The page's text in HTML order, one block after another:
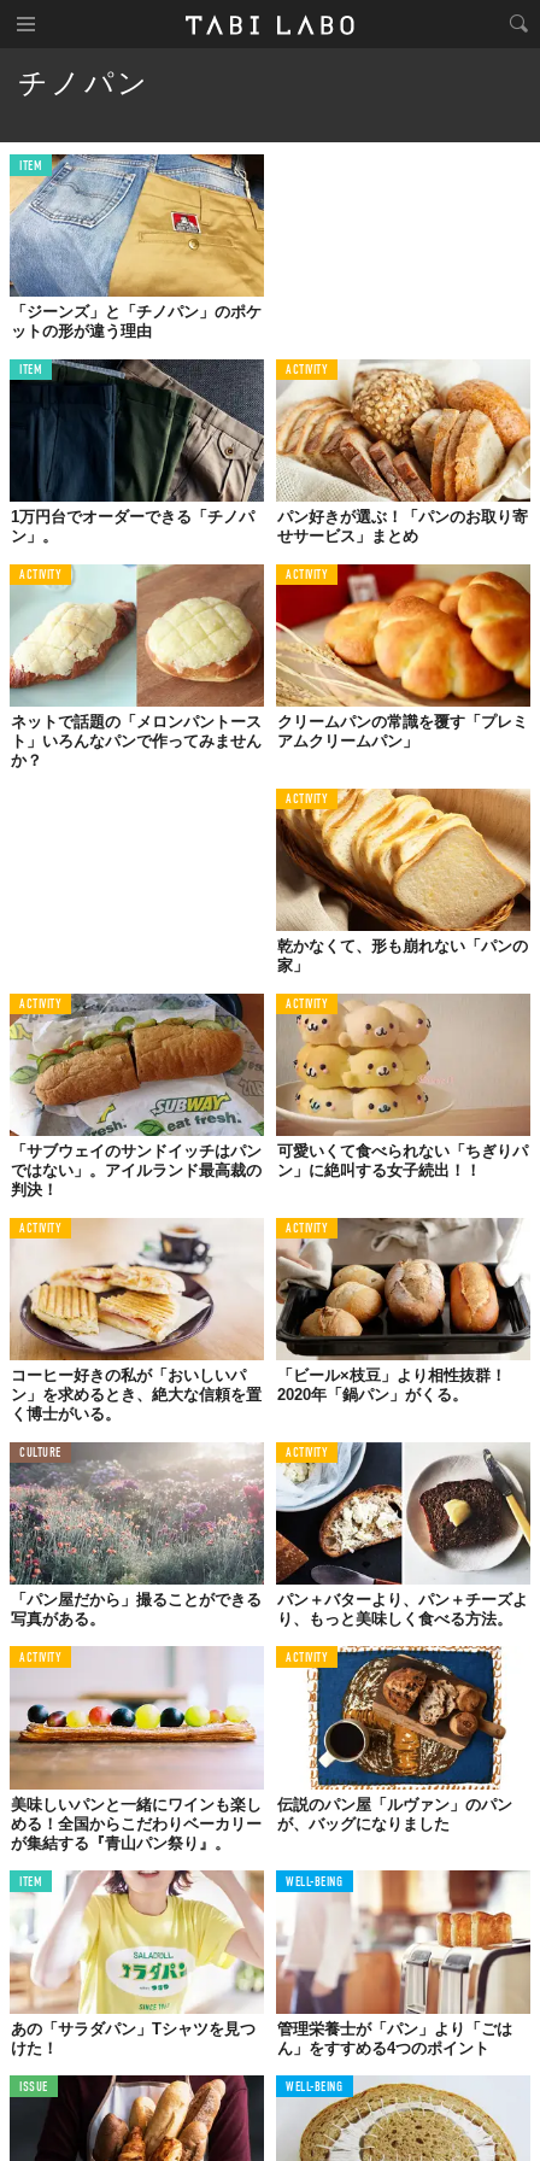
チノパン
ITEM
「ジーンズ」と「チノパン」のポケ
ットの形が違う理由
ITEM
1万円台でオーダーできる「チノパ
ン」。
ACTIVITY
パン好きが選ぶ！「パンのお取り寄
せサービス」まとめ
ACTIVITY
ネットで話題の「メロンパントース
ト」いろんなパンで作ってみません
か？
ACTIVITY
クリームパンの常識を覆す「プレミ
アムクリームパン」
ACTIVITY
乾かなくて、形も崩れない「パンの
家」
ACTIVITY
「サブウェイのサンドイッチはパン
ではない」。アイルランド最高裁の
判決！
ACTIVITY
可愛いくて食べられない「ちぎりパ
ン」に絶叫する女子続出！！
ACTIVITY
コーヒー好きの私が「おいしいパ
ン」を求めるとき、絶大な信頼を置
く博士がいる。
ACTIVITY
「ビール×枝豆」より相性抜群！
2020年「鍋パン」がくる。
CULTURE
「パン屋だから」撮ることができる
写真がある。
ACTIVITY
パン＋バターより、パン＋チーズよ
り、もっと美味しく食べる方法。
ACTIVITY
美味しいパンと一緒にワインも楽し
める！全国からこだわりベーカリー
が集結する『青山パン祭り』。
ACTIVITY
伝説のパン屋「ルヴァン」のパン
が、バッグになりました
ITEM
あの「サラダパン」Tシャツを見つ
けた！
WELL-BEING
管理栄養士が「パン」より「ごは
ん」をすすめる4つのポイント
ISSUE WELL-BEING